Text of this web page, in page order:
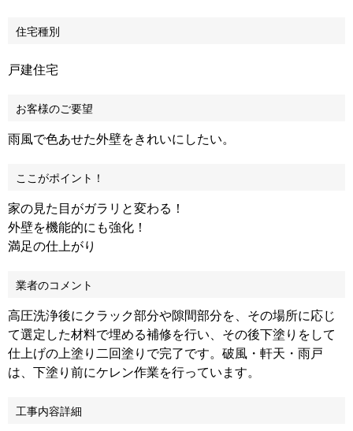
住宅種別
戸建住宅
お客様のご要望
雨風で色あせた外壁をきれいにしたい。
ここがポイント！
家の見た目がガラリと変わる！
外壁を機能的にも強化！
満足の仕上がり
業者のコメント
高圧洗浄後にクラック部分や隙間部分を、その場所に応じ
て選定した材料で埋める補修を行い、その後下塗りをして
仕上げの上塗り二回塗りで完了です。破風・軒天・雨戸
は、下塗り前にケレン作業を行っています。
工事内容詳細